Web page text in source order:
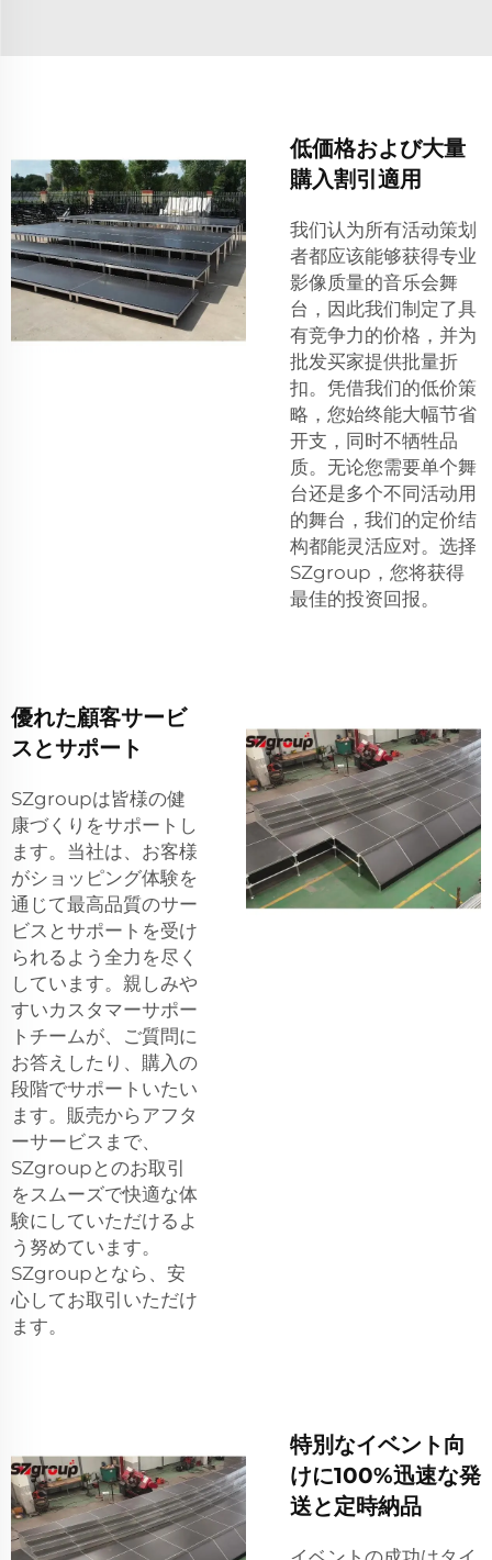
低価格および大量
購入割引適用
我们认为所有活动策划
者都应该能够获得专业
影像质量的音乐会舞
台，因此我们制定了具
有竞争力的价格，并为
批发买家提供批量折
扣。凭借我们的低价策
略，您始终能大幅节省
开支，同时不牺牲品
质。无论您需要单个舞
台还是多个不同活动用
的舞台，我们的定价结
构都能灵活应对。选择
SZgroup，您将获得
最佳的投资回报。
優れた顧客サービ
スとサポート
SZgroupは皆様の健
康づくりをサポートし
ます。当社は、お客様
がショッピング体験を
通じて最高品質のサー
ビスとサポートを受け
られるよう全力を尽く
しています。親しみや
すいカスタマーサポー
トチームが、ご質問に
お答えしたり、購入の
段階でサポートいたい
ます。販売からアフタ
ーサービスまで、
SZgroupとのお取引
をスムーズで快適な体
験にしていただけるよ
う努めています。
SZgroupとなら、安
心してお取引いただけ
ます。
特別なイベント向
けに100%迅速な発
送と定時納品